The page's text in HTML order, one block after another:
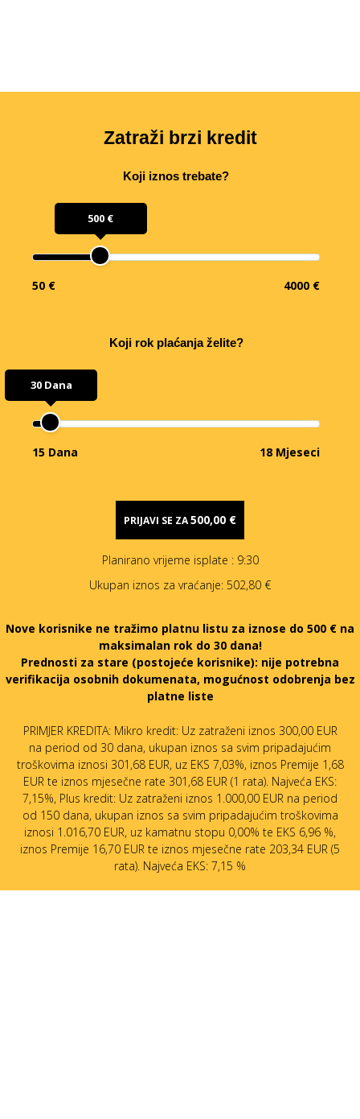
Zatraži brzi kredit
Koji iznos trebate?
500 €
50 € 4000 €
Koji rok plaćanja želite?
30 Dana
15 Dana 18 Mjeseci
PRIJAVI SE ZA500,00 €
Planirano vrijeme isplate : 9:30
Ukupan iznos za vraćanje: 502,80 €
Nove korisnike ne tražimo platnu listu za iznose do 500 € na
maksimalan rok do 30 dana!
Prednosti za stare (postojeće korisnike): nije potrebna
verifikacija osobnih dokumenata, mogućnost odobrenja bez
platne liste
PRIMJER KREDITA: Mikro kredit: Uz zatraženi iznos 300,00 EUR
na period od 30 dana, ukupan iznos sa svim pripadajućim
troškovima iznosi 301,68 EUR, uz EKS 7,03%, iznos Premije 1,68
EUR te iznos mjesečne rate 301,68 EUR (1 rata). Najveća EKS:
7,15%, Plus kredit: Uz zatraženi iznos 1.000,00 EUR na period
od 150 dana, ukupan iznos sa svim pripadajućim troškovima
iznosi 1.016,70 EUR, uz kamatnu stopu 0,00% te EKS 6,96 %,
iznos Premije 16,70 EUR te iznos mjesečne rate 203,34 EUR (5
rata). Najveća EKS: 7,15 %